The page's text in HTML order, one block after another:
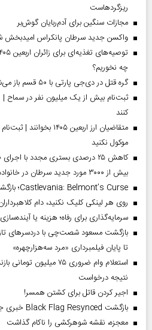
ریزگردهاست
مجازات سنگین برای آدم‌ربایان گوش‌بر
واکسن جدید سرطان پانکراس امیدبخش
چه نخوریم؟
گره قتل در دی‌جی پارتی با ۵۰ قسم باز می‌شود
ثبت‌نام بیش از یک میلیون نفر در سماح |
کنند
متقاضیان ارز اربعین
موکول نکنید
کاهش ۲۵ درصدی بستری مجدد با
بیش از ۳۰۰۰ مورد جدید سرطان در خانواده بیماران
Castlevania: Belmont’s Curse؛ بازگشت باشکوه شکارچیان خون‌آشام
روی هر لینکی کلیک نکنید، دام
سرمایه‌گذاری برای رفاه؛ هزینه یا
بازگشت مسعود شصت‌چی با دردسر‌های
تا پایان فیلمبرداری «مرد سه‌هزارچهره»
استعلام وام ضروری ۷۵
نتیجه درخواست
اجیر کردن قاتل برای کشتن همسر!
بازگشت Black Flag Resynced خبری جذاب برای دوستداران بازی
معجزه، نقشه شوهرکشی را ناکام گذاشت